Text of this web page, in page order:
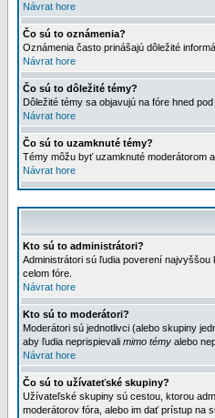
Návrat hore
Čo sú to oznámenia?
Oznámenia často prinášajú dôležité
Návrat hore
Čo sú to dôležité témy?
Dôležité témy sa objavujú na fóre hned
Návrat hore
Čo sú to uzamknuté témy?
Témy môžu byť uzamknuté moderátorom
Návrat hore
Kto sú to administrátori?
Administrátori sú ľudia poverení
celom fóre.
Návrat hore
Kto sú to moderátori?
Moderátori sú jednotlivci (alebo skupiny
aby ľudia neprispievali mimo témy alebo
Návrat hore
Čo sú to užívateťské skupiny?
Užívateľské skupiny sú cestou, ktorou
moderátorov fóra, alebo im dať prístup na